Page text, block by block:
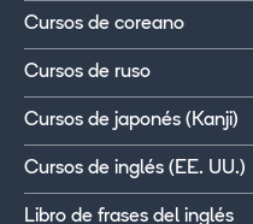
Libro de frases del inglés
Cursos de coreano
Cursos de ruso
Cursos de japonés (Kanji)
Cursos de inglés (EE. UU.)